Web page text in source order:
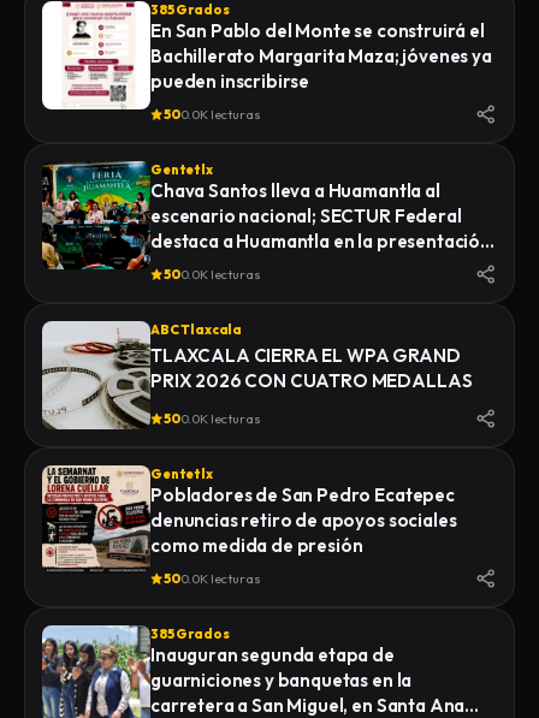
385 Grados
En San Pablo del Monte se construirá el
Bachillerato Margarita Maza; jóvenes ya
pueden inscribirse
500.0K lecturas
Gentetlx
Chava Santos lleva a Huamantla al
escenario nacional; SECTUR Federal
destaca a Huamantla en la presentación
de su feria 2026
500.0K lecturas
ABC Tlaxcala
TLAXCALA CIERRA EL WPA GRAND
PRIX 2026 CON CUATRO MEDALLAS
500.0K lecturas
Gentetlx
Pobladores de San Pedro Ecatepec
denuncias retiro de apoyos sociales
como medida de presión
500.0K lecturas
385 Grados
Inauguran segunda etapa de
guarniciones y banquetas en la
carretera a San Miguel, en Santa Ana